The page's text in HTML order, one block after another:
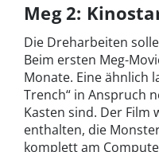
Meg 2:
Die Dreharbeiten
Beim ersten Meg-
Monate. Eine ähnlich
Trench“ in Anspruch
Kasten sind. Der Film
enthalten, die
komplett am